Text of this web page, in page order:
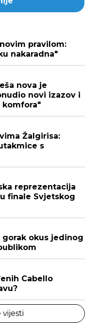
pravilom:
nakaradna"
nova je
novi izazov i
komfora"
Žalgirisa:
s
reprezentacija
finale Svjetskog
gorak okus jedinog
Cabello
vijesti